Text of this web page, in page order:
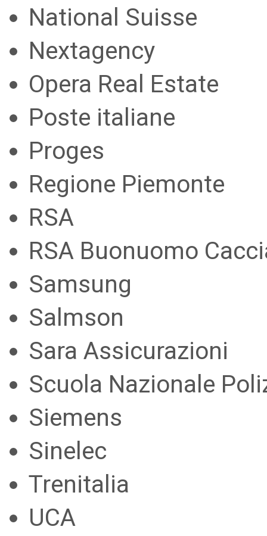
National Suisse
Nextagency
Opera Real Estate
Poste italiane
Proges
Regione Piemonte
RSA
RSA Buonuomo
Samsung
Salmson
Sara Assicurazioni
Scuola Nazionale
Siemens
Sinelec
Trenitalia
UCA